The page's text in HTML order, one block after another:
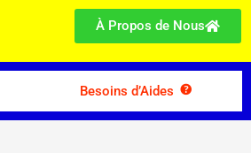
À Propos de Nous
Besoins d’Aides